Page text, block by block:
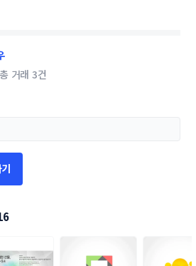
총 거래 3건